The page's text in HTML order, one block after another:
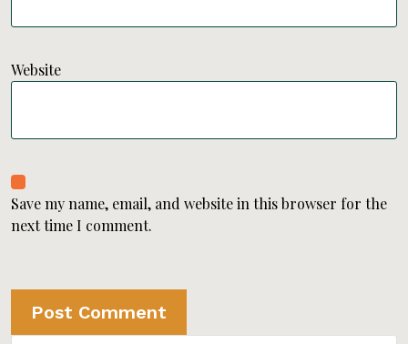
Website
Save my name, email, and website in this browser for the
next time I comment.